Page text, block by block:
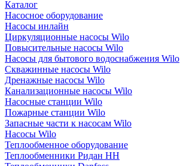
Каталог
Насосное оборудование
Насосы инлайн
Циркуляционные насосы Wilo
Повысительные насосы Wilo
Насосы для бытового водоснабжения Wilo
Скважинные насосы Wilo
Дренажные насосы Wilo
Канализационные насосы Wilo
Насосные станции Wilo
Пожарные станции Wilo
Запасные части к насосам Wilo
Насосы Wilo
Теплообменное оборудование
Теплообменники Ридан НН